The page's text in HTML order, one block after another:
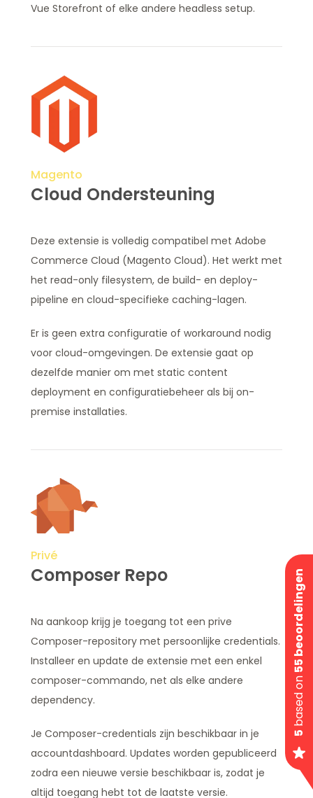
Vue Storefront of elke andere headless setup.
Magento
Cloud Ondersteuning
Deze extensie is volledig compatibel met Adobe
Commerce Cloud (Magento Cloud). Het werkt met
het read-only filesystem, de build- en deploy-
pipeline en cloud-specifieke caching-lagen.
Er is geen extra configuratie of workaround nodig
voor cloud-omgevingen. De extensie gaat op
dezelfde manier om met static content
deployment en configuratiebeheer als bij on-
premise installaties.
Privé
Composer Repo
Na aankoop krijg je toegang tot een prive
Composer-repository met persoonlijke credentials.
Installeer en update de extensie met een enkel
composer-commando, net als elke andere
dependency.
Je Composer-credentials zijn beschikbaar in je
accountdashboard. Updates worden gepubliceerd
zodra een nieuwe versie beschikbaar is, zodat je
altijd toegang hebt tot de laatste versie.
5
based on
55 beoordelingen